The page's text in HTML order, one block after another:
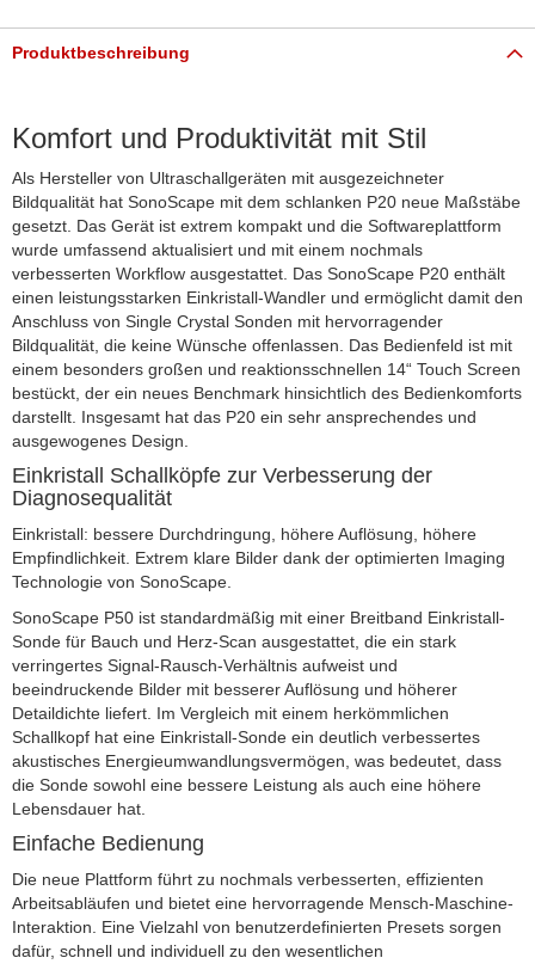
Produktbeschreibung
Komfort und Produktivität mit Stil
Als Hersteller von Ultraschallgeräten mit ausgezeichneter
Bildqualität hat SonoScape mit dem schlanken P20 neue Maßstäbe
gesetzt. Das Gerät ist extrem kompakt und die Softwareplattform
wurde umfassend aktualisiert und mit einem nochmals
verbesserten Workflow ausgestattet. Das SonoScape P20 enthält
einen leistungsstarken Einkristall-Wandler und ermöglicht damit den
Anschluss von Single Crystal Sonden mit hervorragender
Bildqualität, die keine Wünsche offenlassen. Das Bedienfeld ist mit
einem besonders großen und reaktionsschnellen 14“ Touch Screen
bestückt, der ein neues Benchmark hinsichtlich des Bedienkomforts
darstellt. Insgesamt hat das P20 ein sehr ansprechendes und
ausgewogenes Design.
Einkristall Schallköpfe zur Verbesserung der
Diagnosequalität
Einkristall: bessere Durchdringung, höhere Auflösung, höhere
Empfindlichkeit. Extrem klare Bilder dank der optimierten Imaging
Technologie von SonoScape.
SonoScape P50 ist standardmäßig mit einer Breitband Einkristall-
Sonde für Bauch und Herz-Scan ausgestattet, die ein stark
verringertes Signal-Rausch-Verhältnis aufweist und
beeindruckende Bilder mit besserer Auflösung und höherer
Detaildichte liefert. Im Vergleich mit einem herkömmlichen
Schallkopf hat eine Einkristall-Sonde ein deutlich verbessertes
akustisches Energieumwandlungsvermögen, was bedeutet, dass
die Sonde sowohl eine bessere Leistung als auch eine höhere
Lebensdauer hat.
Einfache Bedienung
Die neue Plattform führt zu nochmals verbesserten, effizienten
Arbeitsabläufen und bietet eine hervorragende Mensch-Maschine-
Interaktion. Eine Vielzahl von benutzerdefinierten Presets sorgen
dafür, schnell und individuell zu den wesentlichen